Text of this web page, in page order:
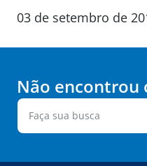
03 de setembro de
Não encontrou